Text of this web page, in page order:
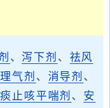
、 泻下剂 、 祛风
理气剂 、 消导剂 、
止咳平喘剂 、 安